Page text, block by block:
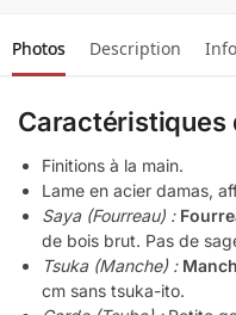
Photos Description
Caractéristiques
Finitions à la main.
Lame en acier damas,
Saya (Fourreau) :
de bois brut. Pas de
Tsuka (Manche) :
cm sans tsuka-ito.